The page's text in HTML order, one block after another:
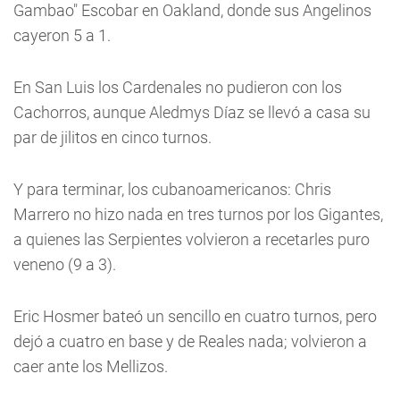
Gambao" Escobar en Oakland, donde sus Angelinos
cayeron 5 a 1.
En San Luis los Cardenales no pudieron con los
Cachorros, aunque Aledmys Díaz se llevó a casa su
par de jilitos en cinco turnos.
Y para terminar, los cubanoamericanos: Chris
Marrero no hizo nada en tres turnos por los Gigantes,
a quienes las Serpientes volvieron a recetarles puro
veneno (9 a 3).
Eric Hosmer bateó un sencillo en cuatro turnos, pero
dejó a cuatro en base y de Reales nada; volvieron a
caer ante los Mellizos.